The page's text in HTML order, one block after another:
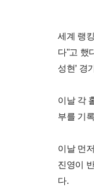
세계 랭
다"고 했
성현’ 경
이날 각
부를 기
이날 먼
진영이
다.